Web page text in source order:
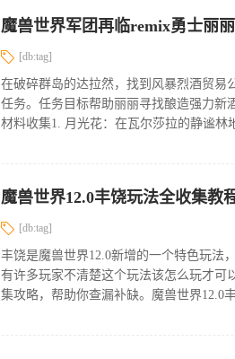
[db:tag]
在破碎群岛的达拉然，找到风暴烈酒贸易
任务。任务目标帮助丽丽寻找酿造强力新
材料收集1. 月光花：在瓦尔莎拉的静谧林
魔兽世界12.0丰饶玩法全收集教
[db:tag]
丰饶是魔兽世界12.0新增的一个特色玩法
有许多玩家不清楚这个玩法该怎么玩才可
集攻略，帮助你查漏补缺。魔兽世界12.0